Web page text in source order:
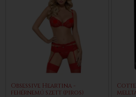
Obsessive Heartina -
fehérnemű szett (piros)